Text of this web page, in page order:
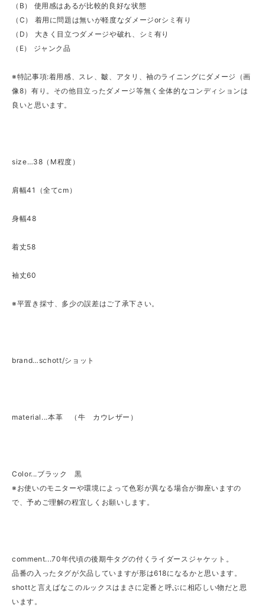
（B） 使用感はあるが比較的良好な状態
（C） 着用に問題は無いが軽度なダメージorシミ有り
（D） 大きく目立つダメージや破れ、シミ有り
（E） ジャンク品
※特記事項:着用感、スレ、皺、アタリ、袖のライニングにダメージ（画
像8）有り。その他目立ったダメージ等無く全体的なコンディションは
良いと思います。
size…38（M程度）
肩幅41（全てcm）
身幅48
着丈58
袖丈60
※平置き採寸、多少の誤差はご了承下さい。
brand…schott/ショット
material...本革 （牛 カウレザー）
Color...ブラック 黒
※お使いのモニターや環境によって色彩が異なる場合が御座いますの
で、予めご理解の程宜しくお願いします。
comment...70年代頃の後期牛タグの付くライダースジャケット。
品番の入ったタグが欠品していますが形は618になるかと思います。
shottと言えばなこのルックスはまさに定番と呼ぶに相応しい物だと思
います。